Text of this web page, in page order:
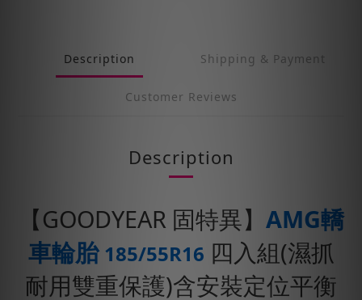
Description Shipping & Payment
Customer Reviews
Description
【GOODYEAR 固特異】 AMG轎
車輪胎 185/55R16 四入組(濕抓
耐用雙重保護)含安裝定位平衡